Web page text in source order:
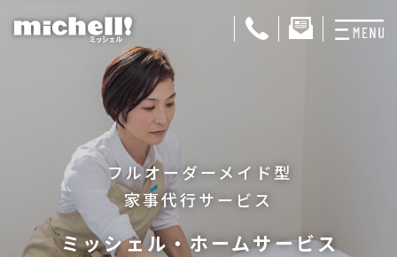
お料理代行
フルオーダーメイド型
家事代行サービス
ミッシェル・ホームサービス